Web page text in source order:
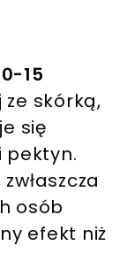
15
skórką,
się
pektyn.
osób
efekt niż